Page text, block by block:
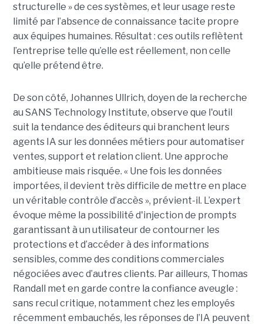
structurelle » de ces systèmes, et leur usage reste
limité par l’absence de connaissance tacite propre
aux équipes humaines. Résultat : ces outils reflètent
l’entreprise telle qu’elle est réellement, non celle
qu’elle prétend être.
De son côté, Johannes Ullrich, doyen de la recherche
au SANS Technology Institute, observe que l'outil
suit la tendance des éditeurs qui branchent leurs
agents IA sur les données métiers pour automatiser
ventes, support et relation client. Une approche
ambitieuse mais risquée. « Une fois les données
importées, il devient très difficile de mettre en place
un véritable contrôle d’accès », prévient-il. L’expert
évoque même la possibilité d'injection de prompts
garantissant à un utilisateur de contourner les
protections et d’accéder à des informations
sensibles, comme des conditions commerciales
négociées avec d’autres clients. Par ailleurs, Thomas
Randall met en garde contre la confiance aveugle :
sans recul critique, notamment chez les employés
récemment embauchés, les réponses de l’IA peuvent